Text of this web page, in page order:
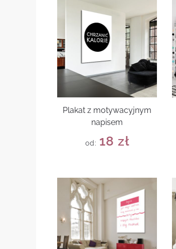
Plakat z motywacyjnym
napisem
od: 18 zł